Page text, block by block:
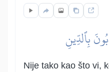
بِٱلدِّينِ
Nije tako kao što vi,